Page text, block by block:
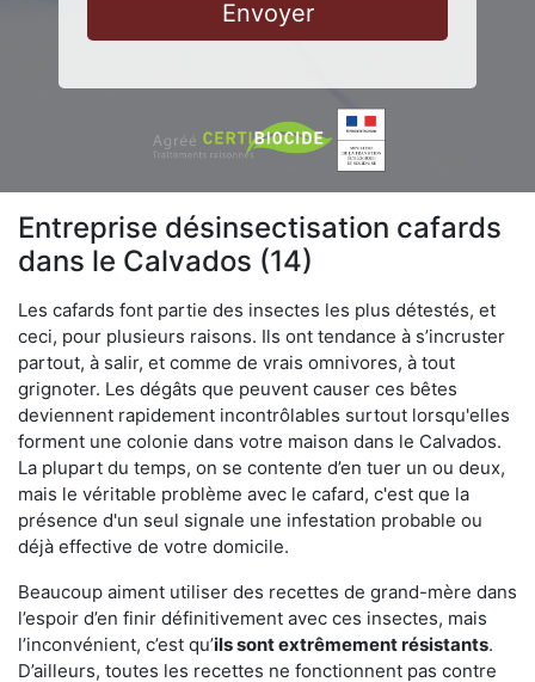
Envoyer
Entreprise désinsectisation cafards
dans le Calvados (14)
Les cafards font partie des insectes les plus détestés, et
ceci, pour plusieurs raisons. Ils ont tendance à s’incruster
partout, à salir, et comme de vrais omnivores, à tout
grignoter. Les dégâts que peuvent causer ces bêtes
deviennent rapidement incontrôlables surtout lorsqu'elles
forment une colonie dans votre maison dans le Calvados.
La plupart du temps, on se contente d’en tuer un ou deux,
mais le véritable problème avec le cafard, c'est que la
présence d'un seul signale une infestation probable ou
déjà effective de votre domicile.
Beaucoup aiment utiliser des recettes de grand-mère dans
l’espoir d’en finir définitivement avec ces insectes, mais
l’inconvénient, c’est qu’ils sont extrêmement résistants.
D’ailleurs, toutes les recettes ne fonctionnent pas contre